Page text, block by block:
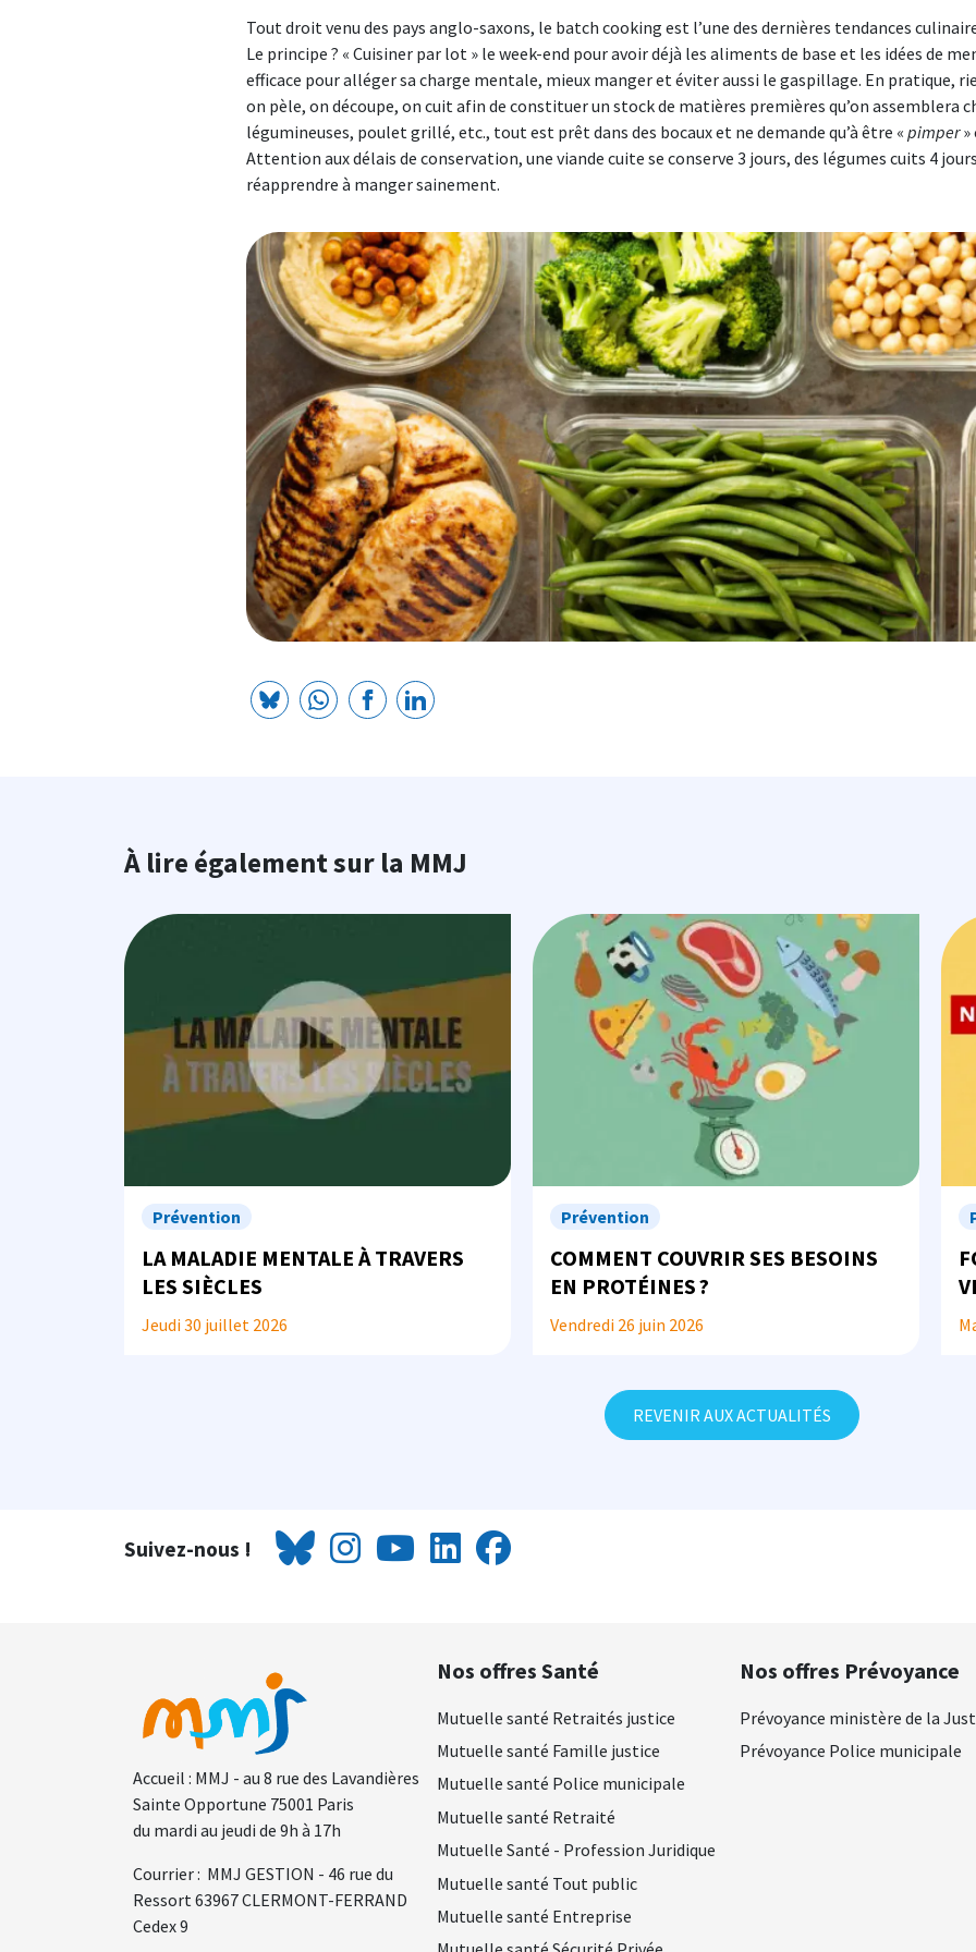
Mutuelle Prévoyance - Actif du ministère de la Justice
Une solution prévoyance complète, garantissant une protection financière
en cas de coup dur.
→ Découvrir toutes les offres Justice
Mutuelle Santé & Prévoyance - Police Municipale
Une couverture santé et prévoyance uniquement pour les agents de la
police municipale.
→ Découvrir toutes les offres Agents Territoriaux
→ Découvrir toutes les offres Profession Juridique
→ Découvrir toutes les offres Indépendant TNS
Prévention - Liberté Sénior
La Prévention pour les seniors, au coeur de l'offre santé Liberté.
→ Découvrir toutes les offres Retraité
→ Découvrir toutes les offres Jeunes
Tout droit venu des pays anglo-saxons, le batch cooking est l’une des dernières tendances
Le principe ? « Cuisiner par lot » le week-end pour avoir déjà les aliments de base et les idées de
efficace pour alléger sa charge mentale, mieux manger et éviter aussi le gaspillage. En pratique,
on pèle, on découpe, on cuit afin de constituer un stock de matières premières qu’on assemblera
légumineuses, poulet grillé, etc., tout est prêt dans des bocaux et ne demande qu’à être « pimper
Attention aux délais de conservation, une viande cuite se conserve 3 jours, des légumes cuits 4
réapprendre à manger sainement.
Image
À lire également sur la MMJ
Image
Prévention
LA MALADIE MENTALE À TRAVERS
LES SIÈCLES
Jeudi 30 juillet 2026
Image
Prévention
COMMENT COUVRIR SES BESOINS
EN PROTÉINES ?
Vendredi 26 juin 2026
REVENIR AUX ACTUALITÉS
Suivez-nous !
Accueil : MMJ - au 8 rue des Lavandières
Sainte Opportune 75001 Paris
du mardi au jeudi de 9h à 17h
Courrier : MMJ GESTION - 46 rue du
Ressort 63967 CLERMONT-FERRAND
Cedex 9
Nos offres Santé
Mutuelle santé Retraités justice
Mutuelle santé Famille justice
Mutuelle santé Police municipale
Mutuelle santé Retraité
Mutuelle Santé - Profession Juridique
Mutuelle santé Tout public
Mutuelle santé Entreprise
Nos offres Prévoyance
Prévoyance ministère de la
Prévoyance Police municipale